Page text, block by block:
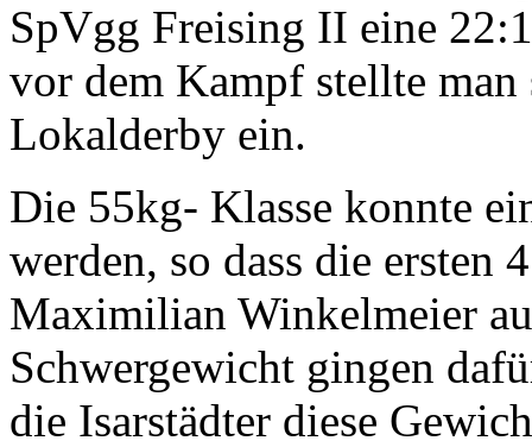
SpVgg Freising II eine
vor dem Kampf stellte
Lokalderby ein.
Die 55kg- Klasse konnte
werden, so dass die ersten
Maximilian Winkelmeier
Schwergewicht gingen
die Isarstädter diese